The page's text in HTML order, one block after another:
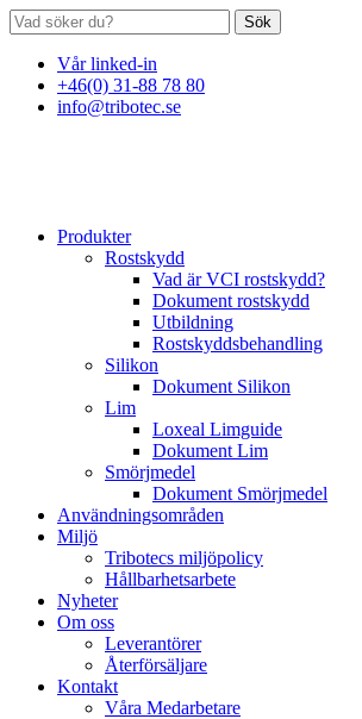
Sök
Vår linked-in
+46(0) 31-88 78 80
info@tribotec.se
Produkter
Rostskydd
Vad är VCI rostskydd?
Dokument rostskydd
Utbildning
Rostskyddsbehandling
Silikon
Dokument Silikon
Lim
Loxeal Limguide
Dokument Lim
Smörjmedel
Dokument Smörjmedel
Användningsområden
Miljö
Tribotecs miljöpolicy
Hållbarhetsarbete
Nyheter
Om oss
Leverantörer
Återförsäljare
Kontakt
Våra Medarbetare